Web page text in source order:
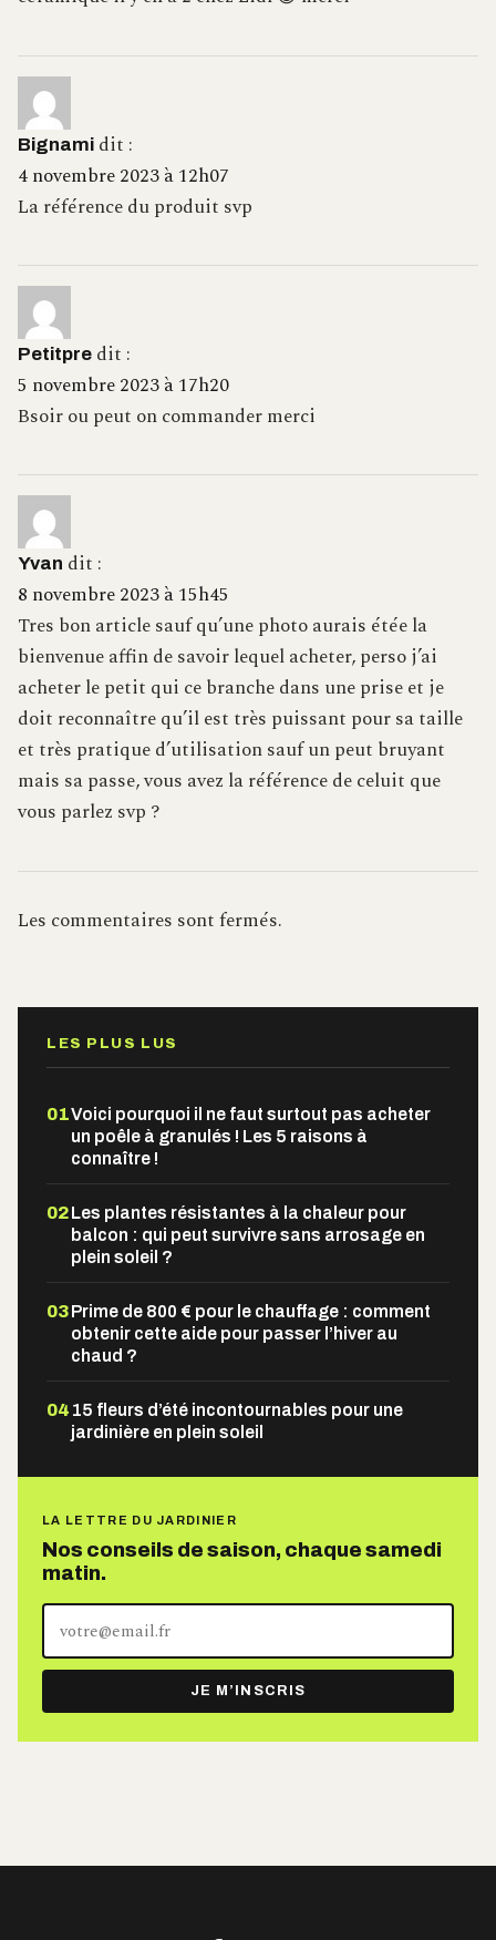
Bignami dit :
4 novembre 2023 à 12h07
La référence du produit svp
Petitpre dit :
5 novembre 2023 à 17h20
Bsoir ou peut on commander merci
Yvan dit :
8 novembre 2023 à 15h45
Tres bon article sauf qu’une photo aurais étée la
bienvenue affin de savoir lequel acheter, perso j’ai
acheter le petit qui ce branche dans une prise et je
doit reconnaître qu’il est très puissant pour sa taille
et très pratique d’utilisation sauf un peut bruyant
mais sa passe, vous avez la référence de celuit que
vous parlez svp ?
Les commentaires sont fermés.
LES PLUS LUS
01Voici pourquoi il ne faut surtout pas acheter
un poêle à granulés ! Les 5 raisons à
connaître !
02Les plantes résistantes à la chaleur pour
balcon : qui peut survivre sans arrosage en
plein soleil ?
03Prime de 800 € pour le chauffage : comment
obtenir cette aide pour passer l’hiver au
chaud ?
04 15 fleurs d’été incontournables pour une
jardinière en plein soleil
LA LETTRE DU JARDINIER
Nos conseils de saison, chaque samedi
matin.
adresse
e-
mail
JE M’INSCRIS